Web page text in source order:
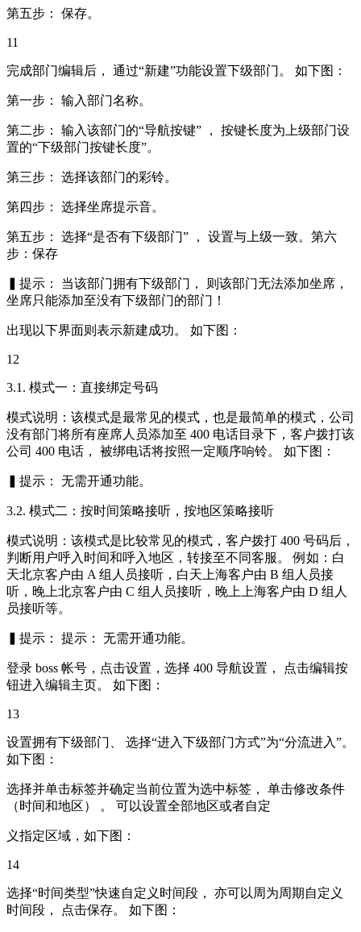
第五步： 保存。
11
完成部门编辑后， 通过“新建”功能设置下级部门。 如下图：
第一步： 输入部门名称。
第二步： 输入该部门的“导航按键” ， 按键长度为上级部门设
置的“下级部门按键长度”。
第三步： 选择该部门的彩铃。
第四步： 选择坐席提示音。
第五步： 选择“是否有下级部门” ， 设置与上级一致。第六
步：保存
▍提示： 当该部门拥有下级部门， 则该部门无法添加坐席，
坐席只能添加至没有下级部门的部门！
出现以下界面则表示新建成功。 如下图：
12
3.1. 模式一：直接绑定号码
模式说明：该模式是最常见的模式，也是最简单的模式，公司
没有部门将所有座席人员添加至 400 电话目录下，客户拨打该
公司 400 电话， 被绑电话将按照一定顺序响铃。 如下图：
▍提示： 无需开通功能。
3.2. 模式二：按时间策略接听，按地区策略接听
模式说明：该模式是比较常见的模式，客户拨打 400 号码后，
判断用户呼入时间和呼入地区，转接至不同客服。 例如：白
天北京客户由 A 组人员接听，白天上海客户由 B 组人员接
听，晚上北京客户由 C 组人员接听，晚上上海客户由 D 组人
员接听等。
▍提示： 提示： 无需开通功能。
登录 boss 帐号，点击设置，选择 400 导航设置， 点击编辑按
钮进入编辑主页。 如下图：
13
设置拥有下级部门、 选择“进入下级部门方式”为“分流进入”。
如下图：
选择并单击标签并确定当前位置为选中标签， 单击修改条件
（时间和地区） 。 可以设置全部地区或者自定
义指定区域，如下图：
14
选择“时间类型”快速自定义时间段， 亦可以周为周期自定义
时间段， 点击保存。 如下图：